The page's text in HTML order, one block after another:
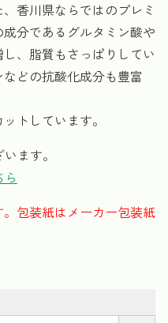
香川県ならではのプレミ
分であるグルタミン酸や
、脂質もさっぱりしてい
どの抗酸化成分も豊富
トしています。
ます。
ら
包装紙はメーカー包装紙